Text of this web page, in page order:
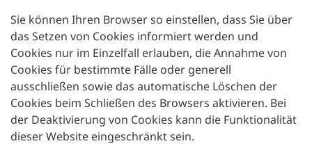
Sie können Ihren Browser so einstellen, dass Sie über
das Setzen von Cookies informiert werden und
Cookies nur im Einzelfall erlauben, die Annahme von
Cookies für bestimmte Fälle oder generell
ausschließen sowie das automatische Löschen der
Cookies beim Schließen des Browsers aktivieren. Bei
der Deaktivierung von Cookies kann die Funktionalität
dieser Website eingeschränkt sein.